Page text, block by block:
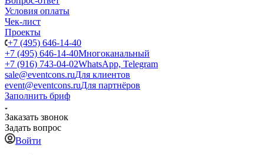
Условия оплаты
Чек-лист
Проекты
+7 (495) 646-14-40
+7 (495) 646-14-40Многоканальный
+7 (916) 743-04-02WhatsApp, Telegram
sale@eventcons.ruДля клиентов
event@eventcons.ruДля партнёров
Заполнить бриф
Заказать звонок
Задать вопрос
Войти